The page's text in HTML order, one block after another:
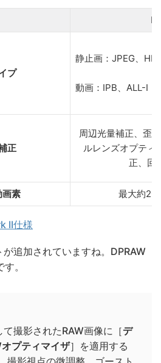
プ
静止画：JPEG、
動画：IPB、ALL-I
正
周辺光量補正、歪
ルレンズオプティ
正、回
画素 最大約
II仕様
が追加されていますね。DPRAW
。
撮影されたRAW画像に［デ
プティマイザ］を適用する